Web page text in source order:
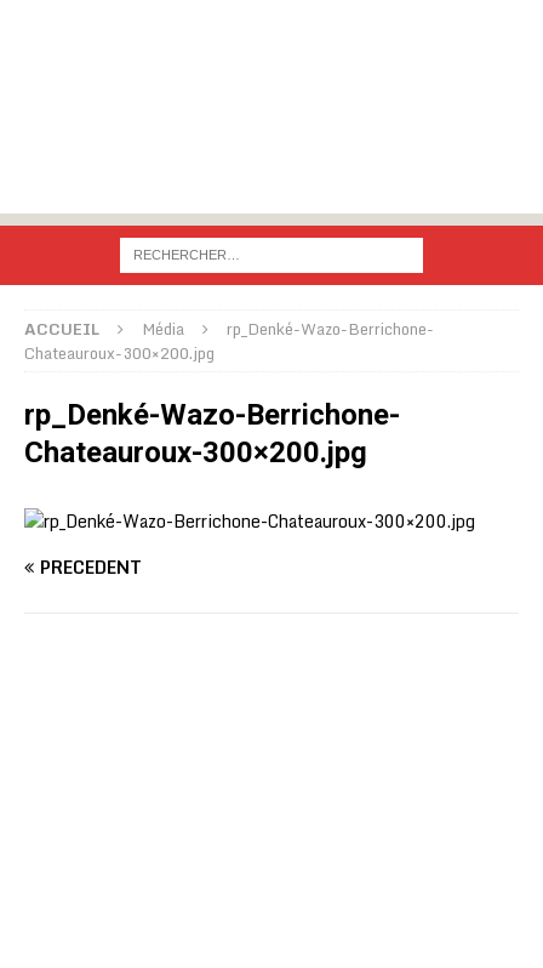
ACCUEIL Média
rp_Denké-Wazo-Berrichone-
Chateauroux-300×200.jpg
rp_Denké-Wazo-Berrichone-
Chateauroux-300×200.jpg
PRÉCÉDENT